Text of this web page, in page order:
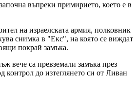
въпреки примирието, което е в
на израелската армия, полковник
снимка в "Екс", на която се виждат
покрай замъка.
вече са превземали замъка през
контрол до изтеглянето си от Ливан